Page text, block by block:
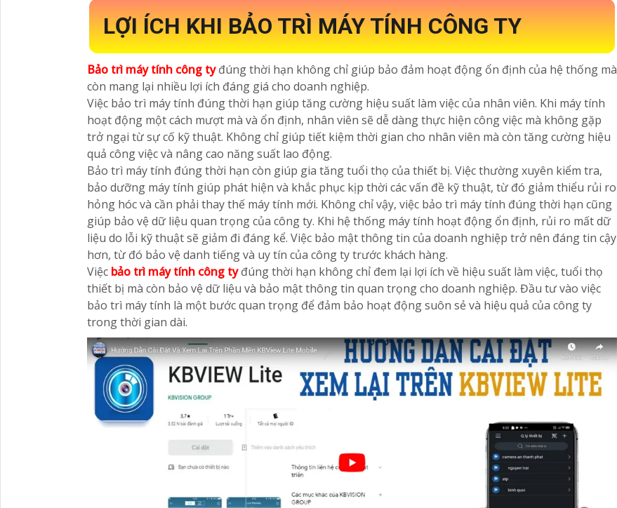
LỢI ÍCH KHI BẢO TRÌ MÁY TÍNH CÔNG TY
Bảo trì máy tính công tyđúng thời hạn không chỉ giúp bảo đảm hoạt động ổn định của hệ thống mà
còn mang lại nhiều lợi ích đáng giá cho doanh nghiệp.
Việc bảo trì máy tính đúng thời hạn giúp tăng cường hiệu suất làm việc của nhân viên. Khi máy tính
hoạt động một cách mượt mà và ổn định, nhân viên sẽ dễ dàng thực hiện công việc mà không gặp
trở ngại từ sự cố kỹ thuật. Không chỉ giúp tiết kiệm thời gian cho nhân viên mà còn tăng cường hiệu
quả công việc và nâng cao năng suất lao động.
Bảo trì máy tính đúng thời hạn còn giúp gia tăng tuổi thọ của thiết bị. Việc thường xuyên kiểm tra,
bảo dưỡng máy tính giúp phát hiện và khắc phục kịp thời các vấn đề kỹ thuật, từ đó giảm thiểu rủi ro
hỏng hóc và cần phải thay thế máy tính mới. Không chỉ vậy, việc bảo trì máy tính đúng thời hạn cũng
giúp bảo vệ dữ liệu quan trọng của công ty. Khi hệ thống máy tính hoạt động ổn định, rủi ro mất dữ
liệu do lỗi kỹ thuật sẽ giảm đi đáng kể. Việc bảo mật thông tin của doanh nghiệp trở nên đáng tin cậy
hơn, từ đó bảo vệ danh tiếng và uy tín của công ty trước khách hàng.
Việc bảo trì máy tính công tyđúng thời hạn không chỉ đem lại lợi ích về hiệu suất làm việc, tuổi thọ
thiết bị mà còn bảo vệ dữ liệu và bảo mật thông tin quan trọng cho doanh nghiệp. Đầu tư vào việc
bảo trì máy tính là một bước quan trọng để đảm bảo hoạt động suôn sẻ và hiệu quả của công ty
trong thời gian dài.